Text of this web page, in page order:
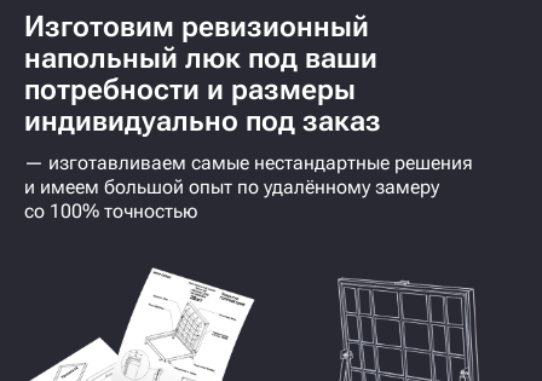
Изготовим ревизионный
напольный люк под ваши
потребности и размеры
индивидуально под заказ
— изготавливаем самые нестандартные решения
и имеем большой опыт по удалённому замеру
со 100% точностью